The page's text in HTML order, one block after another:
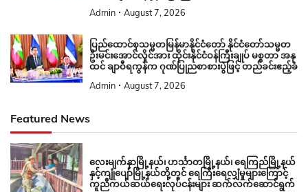
Admin August 7, 2026
ပြည်ထောင်စုသမ္မတမြန်မာနိုင်ငံတော် နိုင်ငံတော်သမ္မတ
ဦးမင်းအောင်လှိုင်အား ထိုင်းနိုင်ငံဝန်ကြီးချုပ် မစ္စတာ အနု
ထင် ချာဝီရကွန်က ဂုဏ်ပြုညစာစားပွဲဖြင့် တည်ခင်းဧည့်ခံ
Admin August 7, 2026
Featured News
လေးမျက်နှာမြို့နယ်၊ ဟင်္သာတမြို့နယ်၊ ရေကြည်မြို့နယ်
နှင့်ကျုံပျော်မြို့နယ်တို့တွင် ရေကြီးရေလျှံမှုများကြောင့်
ကူညီကယ်ဆယ်ရေးလုပ်ငန်းများ ဆက်လက်ဆောင်ရွက်